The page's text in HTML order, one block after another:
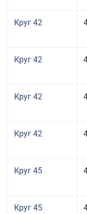
Круг 42
Круг 42
Круг 42
Круг 42
Круг 45
Круг 45